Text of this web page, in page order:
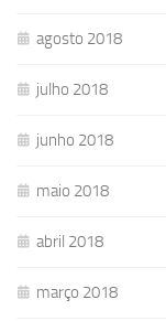
agosto 2018
julho 2018
junho 2018
maio 2018
abril 2018
março 2018